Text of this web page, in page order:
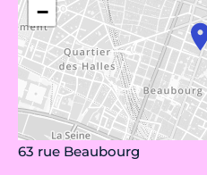
−
63 rue Beaubourg